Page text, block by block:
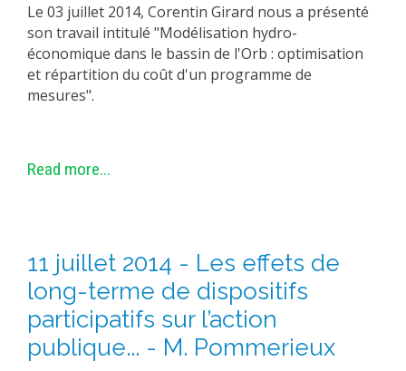
Le 03 juillet 2014, Corentin Girard nous a présenté
son travail intitulé "Modélisation hydro-
économique dans le bassin de l'Orb : optimisation
et répartition du coût d'un programme de
mesures".
Read more...
11 juillet 2014 - Les effets de
long-terme de dispositifs
participatifs sur l’action
publique... - M. Pommerieux